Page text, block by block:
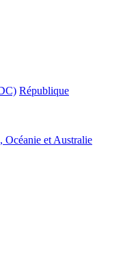
République
Océanie et Australie